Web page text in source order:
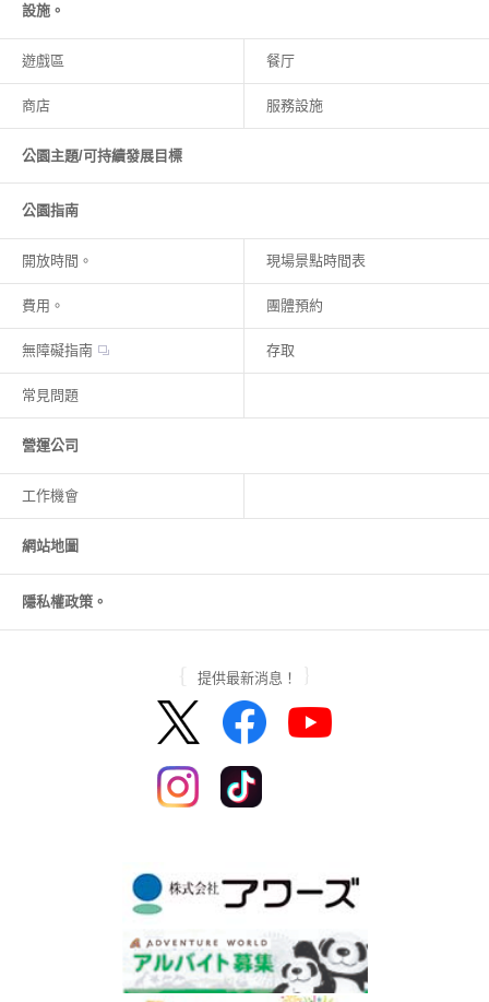
設施。
遊戲區 餐厅
商店 服務設施
公園主題/可持續發展目標
公園指南
開放時間。 現場景點時間表
費用。 團體預約
無障礙指南 存取
常見問題
營運公司
工作機會
網站地圖
隱私權政策。
提供最新消息！